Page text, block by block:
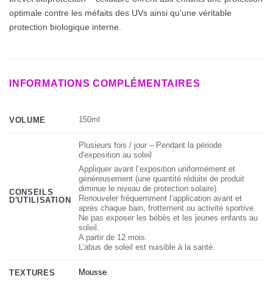
optimale contre les méfaits des UVs ainsi qu’une véritable
protection biologique interne.
INFORMATIONS COMPLÉMENTAIRES
VOLUME 150ml
CONSEILS
D'UTILISATION
Plusieurs fois / jour – Pendant la période
d'exposition au soleil
Appliquer avant l’exposition uniformément et
généreusement (une quantité réduite de produit
diminue le niveau de protection solaire).
Renouveler fréquemment l’application avant et
après chaque bain, frottement ou activité sportive.
Ne pas exposer les bébés et les jeunes enfants au
soleil.
A partir de 12 mois.
L’abus de soleil est nuisible à la santé.
TEXTURES Mousse